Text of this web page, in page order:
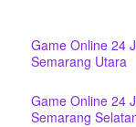
Game Online 24
Semarang Utara
Game Online 24
Semarang